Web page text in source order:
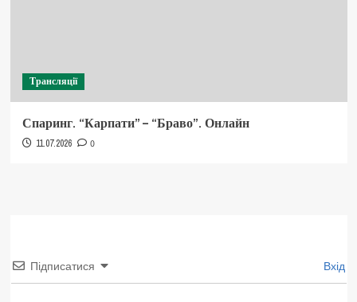
Трансляції
Спаринг. “Карпати” – “Браво”. Онлайн
11.07.2026 0
Підписатися Вхід